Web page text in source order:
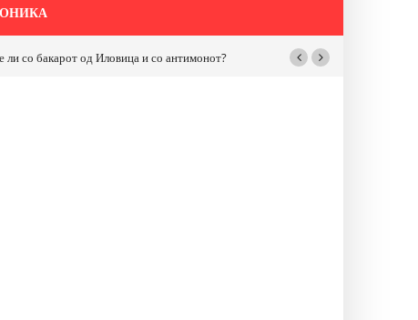
од Иловица и со антимонот? Почнува реконструкцијата на